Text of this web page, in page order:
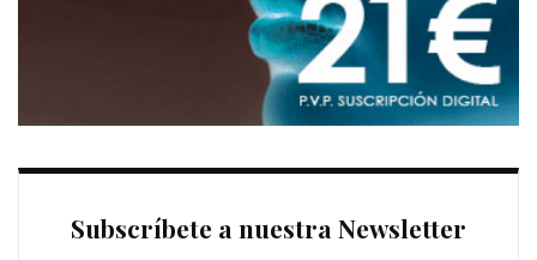
Subscríbete a nuestra Newsletter